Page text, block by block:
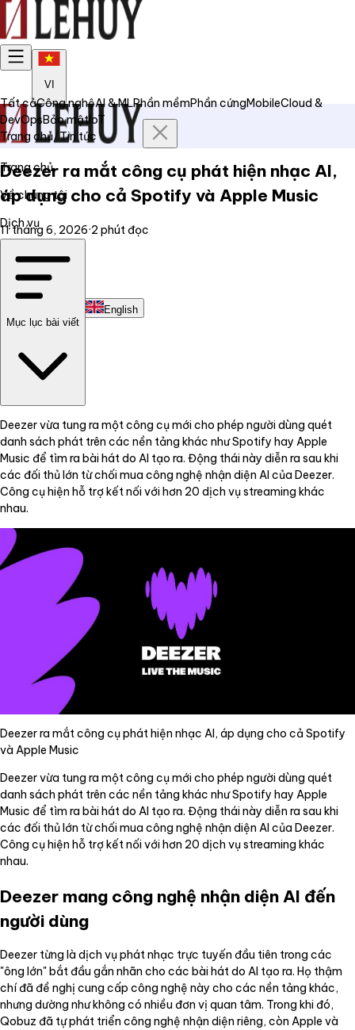
VI
Trang chủ
Về chúng tôi
Dịch vụ
Liên hệ
English
Tất cảCông nghệAI & MLPhần mềmPhần cứngMobileCloud &
DevOpsBảo mậtIoT
Trang chủ/Tin tức
Deezer ra mắt công cụ phát hiện nhạc AI,
áp dụng cho cả Spotify và Apple Music
11 tháng 6, 2026·2 phút đọc
Mục lục bài viết
Deezer vừa tung ra một công cụ mới cho phép người dùng quét
danh sách phát trên các nền tảng khác như Spotify hay Apple
Music để tìm ra bài hát do AI tạo ra. Động thái này diễn ra sau khi
các đối thủ lớn từ chối mua công nghệ nhận diện AI của Deezer.
Công cụ hiện hỗ trợ kết nối với hơn 20 dịch vụ streaming khác
nhau.
Deezer ra mắt công cụ phát hiện nhạc AI, áp dụng cho cả Spotify
và Apple Music
Deezer vừa tung ra một công cụ mới cho phép người dùng quét
danh sách phát trên các nền tảng khác như Spotify hay Apple
Music để tìm ra bài hát do AI tạo ra. Động thái này diễn ra sau khi
các đối thủ lớn từ chối mua công nghệ nhận diện AI của Deezer.
Công cụ hiện hỗ trợ kết nối với hơn 20 dịch vụ streaming khác
nhau.
Deezer mang công nghệ nhận diện AI đến
người dùng
Deezer từng là dịch vụ phát nhạc trực tuyến đầu tiên trong các
"ông lớn" bắt đầu gắn nhãn cho các bài hát do AI tạo ra. Họ thậm
chí đã đề nghị cung cấp công nghệ này cho các nền tảng khác,
nhưng dường như không có nhiều đơn vị quan tâm. Trong khi đó,
Qobuz đã tự phát triển công nghệ nhận diện riêng, còn Apple và